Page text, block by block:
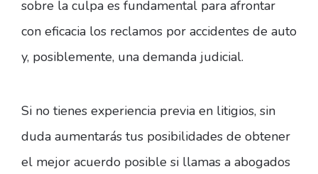
sobre la culpa es fundamental para afrontar
con eficacia los reclamos por accidentes de auto
y, posiblemente, una demanda judicial.
Si no tienes experiencia previa en litigios, sin
duda aumentarás tus posibilidades de obtener
el mejor acuerdo posible si llamas a abogados